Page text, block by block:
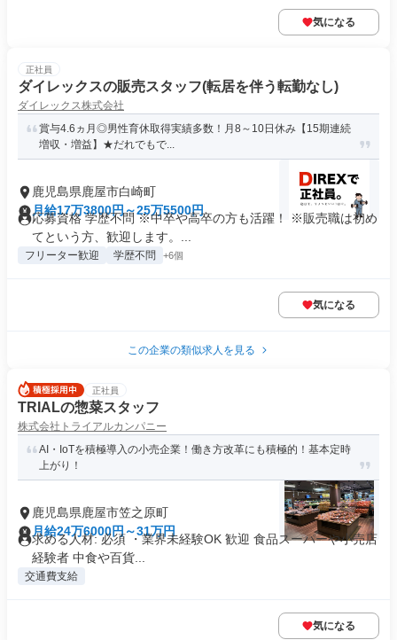
気になる
正社員
ダイレックスの販売スタッフ(転居を伴う転勤なし)
ダイレックス株式会社
賞与4.6ヵ月◎男性育休取得実績多数！月8～10日休み【15期連続
増収・増益】★だれでもで...
鹿児島県鹿屋市白崎町
月給17万3800円～25万5500円
応募資格 学歴不問 ※中卒や高卒の方も活躍！ ※販売職は初め
てという方、歓迎します。...
フリーター歓迎 学歴不問 +6個
気になる
この企業の類似求人を見る
正社員
TRIALの惣菜スタッフ
株式会社トライアルカンパニー
AI・IoTを積極導入の小売企業！働き方改革にも積極的！基本定時
上がり！
鹿児島県鹿屋市笠之原町
月給24万6000円～31万円
求める人材: 必須 ・業界未経験OK 歓迎 食品スーパーや小売店
経験者 中食や百貨...
交通費支給
気になる